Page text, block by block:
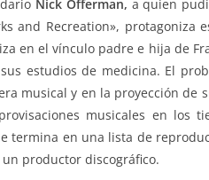
Nick Offerman, a quien
and Recreation», protagoniza
en el vínculo padre e hija de
estudios de medicina. El
musical y en la proyección
musicales en los
termina en una lista de
productor discográfico.